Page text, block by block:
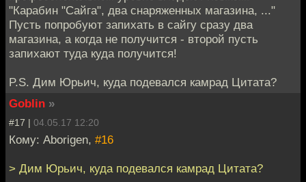
"Карабин "Сайга", два снаряженных магазина, ..."
Пусть попробуют запихать в сайгу сразу два
магазина, а когда не получится - второй пусть
запихают туда куда получится!
P.S. Дим Юрьич, куда подевался камрад Цитата?
Goblin »
#17 | 04.05.17 12:20
Кому: Aborigen, #16
> Дим Юрьич, куда подевался камрад Цитата?